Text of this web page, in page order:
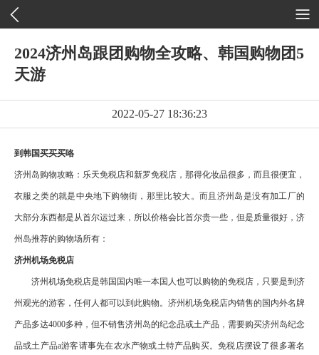
2024济州岛跟团购物全攻略、韩国购物团5
天游
2022-05-27 18:36:23
到韩国买买买咯
济州岛购物攻略：乐天免税店和新罗免税店，那得化妆品很多，而且很便宜，
衣服之类的就是中央地下购物街，那里比较大。而且济州岛是没有加工厂的
大部分东西都是从首尔运过来，所以价格会比首尔贵一些，但是质量很好，济
州岛推荐的购物场所有：
济州机场免税店
济州机场免税店是韩国国内唯一本国人也可以购物的免税店，只要是到济
州观光的游客，任何人都可以到此购物。济州机场免税店内销售的国内外名牌
产品多达4000多种，但不销售济州岛的纪念品或土产品，需要购买济州岛纪念
品或土产品a游客请事先在农水产物或土特产品购买。免税店摆设了很多著名